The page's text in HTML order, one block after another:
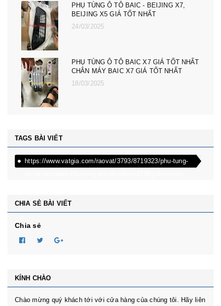
PHỤ TÙNG Ô TÔ MG ZS, MG 5, MG RX5,
MG HS GIÁ TỐT NHẤT - CÀNG A, ROTUY
LÁI NGOÀI MG RX5, ZS, MG MG 5
PHỤ TÙNG Ô TÔ MG ZS, MG 5, MG RX5,
MG HS GIÁ TỐT NHẤT - ĐÈN PHA MG RX5,
ZS, MG MG 5
TAGS BÀI VIẾT
https://www.vatgia.com/raovat/3793/8719323/phu-tung-
CHIA SẺ BÀI VIẾT
Chia sẻ
KÍNH CHÀO
Chào mừng quý khách tới với cửa hàng của chúng tôi. Hãy liên